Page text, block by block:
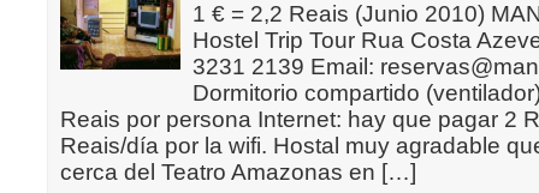
1 € = 2,2 Reais (Junio 2010)
Hostel Trip Tour Rua Costa
3231 2139 Email:
Dormitorio compartido
Reais por persona Internet: hay que pagar 2
Reais/día por la wifi. Hostal muy agradable
cerca del Teatro Amazonas en […]